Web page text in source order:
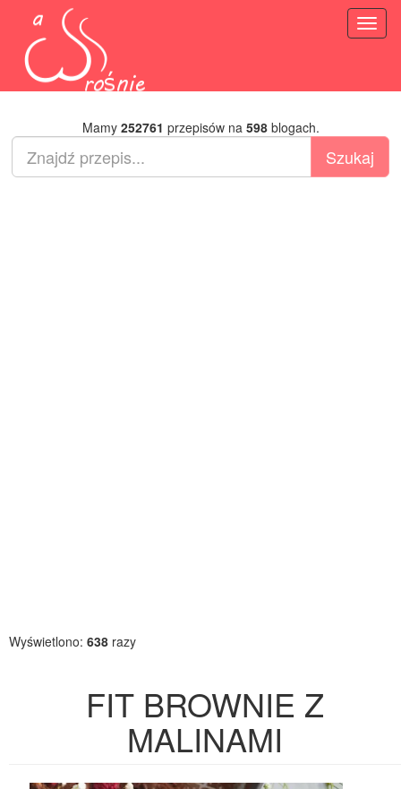
Mamy 252761 przepisów na 598blogach.
Wyświetlono: 638 razy
FIT BROWNIE Z
MALINAMI